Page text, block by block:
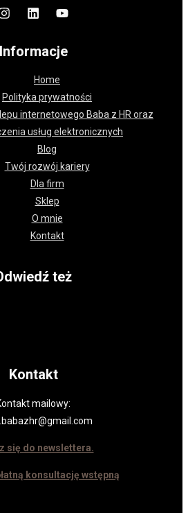
Informacje
Home
Polityka prywatności
internetowego Baba z HR oraz
usług elektronicznych
Blog
Twój rozwój kariery
Dla firm
Sklep
O mnie
Kontakt
też
Kontakt
mailowy:
się do newslettera.
konsultację wstępną